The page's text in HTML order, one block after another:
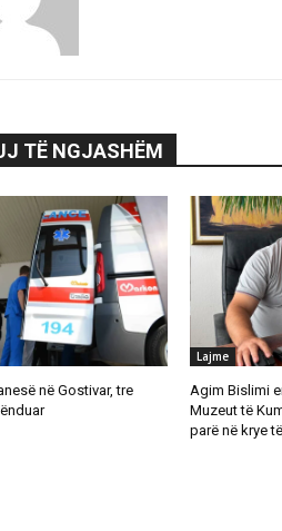
TË NGJASHËM
në Gostivar, tre
Lajme
Agim Bislimi
Muzeut të
parë në krye